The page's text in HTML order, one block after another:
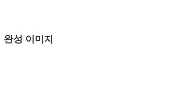
완성 이미지